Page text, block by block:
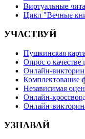
Виртуальные
Цикл "Вечные
УЧАСТВУЙ
Пушкинская карта
Опрос о качестве
Онлайн-
Комплектование
Независимая
Онлайн-
Онлайн-
УЗНАВАЙ